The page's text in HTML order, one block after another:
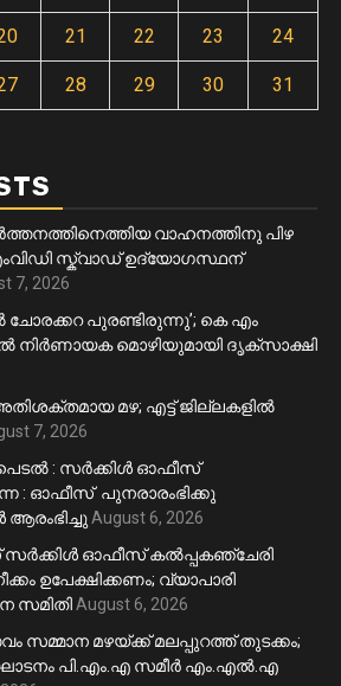
21 22 23 24
28 29 30 31
വാഹനത്തിനു പിഴ
സ്ക്വാഡ് ഉദ്യോഗസ്ഥന്
7, 2026
ചോരക്കറ പുരണ്ടിരുന്നു’; കെ എം
നിർണായക മൊഴിയുമായി ദൃക്‌സാക്ഷി
മഴ; എട്ട് ജില്ലകളിൽ
7, 2026
: സര്‍ക്കിള്‍ ഓഫീസ്
: ഓഫീസ് പുനരാരംഭിക്കു
ആരംഭിച്ചു August 6, 2026
സർക്കിൾ ഓഫീസ് കൽപ്പകഞ്ചേരി
ഉപേക്ഷിക്കണം; വ്യാപാരി
സമിതി August 6, 2026
മഴയ്ക്ക് മലപ്പുറത്ത് തുടക്കം;
പി.എം.എ സമീർ എം.എൽ.എ